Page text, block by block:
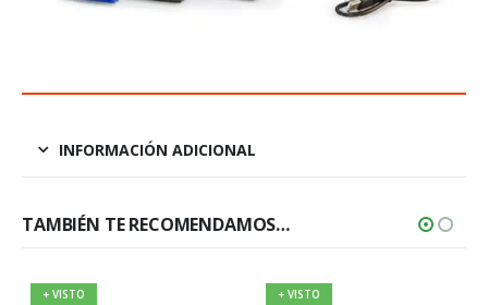
INFORMACIÓN ADICIONAL
TAMBIÉN TE RECOMENDAMOS…
+ VISTO + VISTO